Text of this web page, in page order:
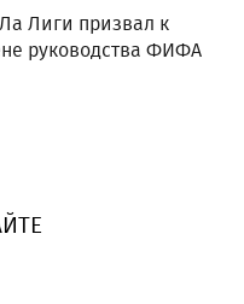
Лиги призвал к
руководства ФИФА